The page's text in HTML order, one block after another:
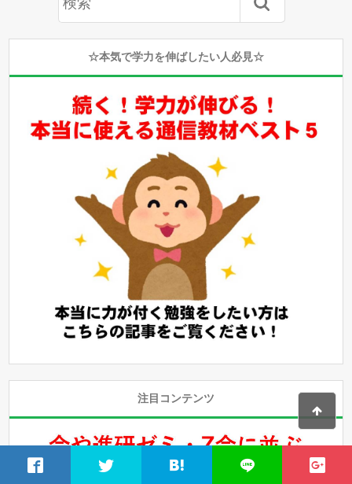
☆本気で学力を伸ばしたい人必見☆
注目コンテンツ